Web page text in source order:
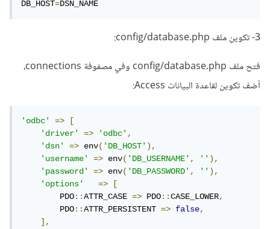
DB_HOST=DSN_NAME
3- تكوين ملف config/database.php:
فتح ملف config/database.php وفي مصفوفة connections،
أضف تكوين لقاعدة البيانات Access:
'odbc' =>
[
'driver'
=> 'odbc',
'dsn'
=> env('DB_HOST'),
'username'
=> env('DB_USERNAME', ''),
'password'
=> env('DB_PASSWORD', ''),
'options'
=>
[
        PDO
::ATTR_CASE => PDO::CASE_LOWER,
        PDO
::ATTR_PERSISTENT => false,
],